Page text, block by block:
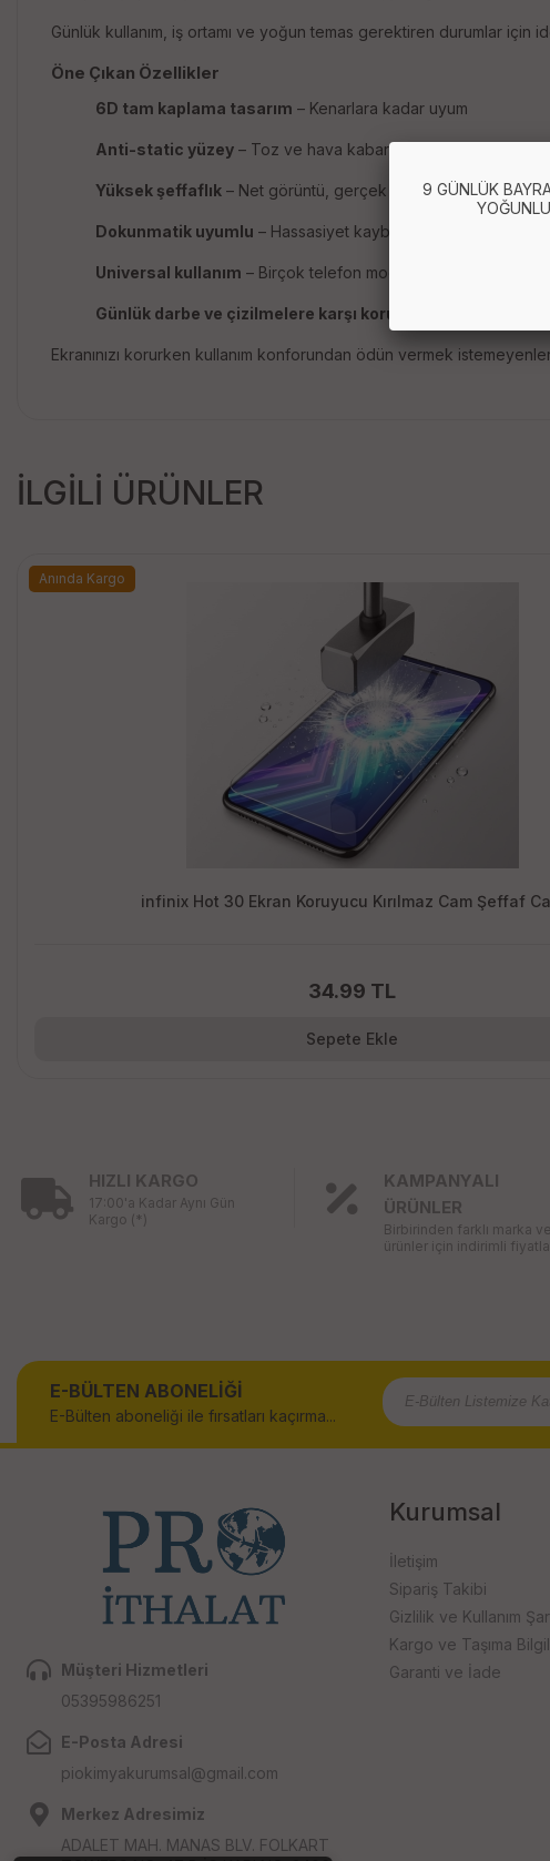
Günlük kullanım, iş ortamı ve yoğun temas gerektiren durumlar için
Öne Çıkan Özellikler
6D tam kaplama tasarım – Kenarlara kadar uyum
Anti-static yüzey – Toz ve hava kabarcığı oluşumunu azaltır
Yüksek şeffaflık – Net görüntü, gerçek renkler
Dokunmatik uyumlu – Hassasiyet kaybı yaşatmaz
Universal kullanım – Birçok telefon modeliyle uyumlu
Günlük darbe ve çizilmelere karşı koruma
Ekranınızı korurken kullanım konforundan ödün vermek
İLGİLİ ÜRÜNLER
infinix Hot 30 Ekran Koruyucu Kırılmaz Cam Şeffaf
34.99 TL
Anında Kargo
Sepete Ekle
HIZLI KARGO
17:00'a Kadar Aynı Gün
Kargo (*)
KAMPANYALI
ÜRÜNLER
Birbirinden farklı marka ve
ürünler için indirimli
E-BÜLTEN ABONELİĞİ
E-Bülten aboneliği ile fırsatları kaçırma...
Müşteri Hizmetleri
05395986251
E-Posta Adresi
piokimyakurumsal@gmail.com
Merkez Adresimiz
ADALET MAH. MANAS BLV. FOLKART
Kurumsal
İletişim
Sipariş Takibi
Gizlilik ve Kullanım
Kargo ve Taşıma
Garanti ve İade
9 GÜNLÜK